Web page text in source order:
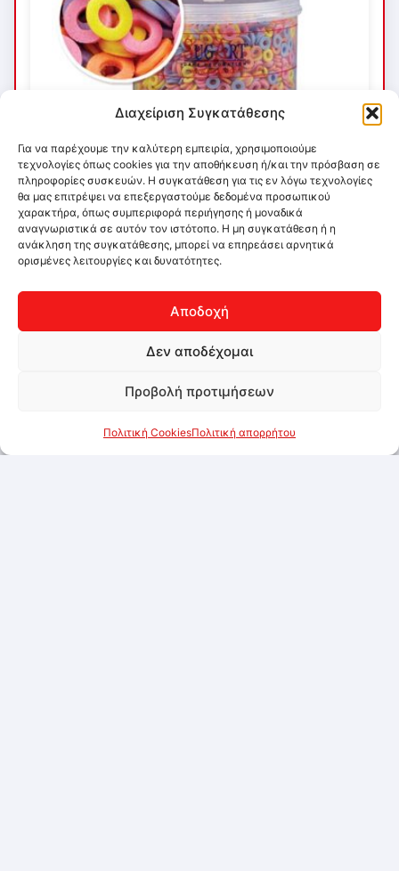
Διαχείριση Συγκατάθεσης
Για να παρέχουμε την καλύτερη εμπειρία, χρησιμοποιούμε
τεχνολογίες όπως cookies για την αποθήκευση ή/και την πρόσβαση σε
πληροφορίες συσκευών. Η συγκατάθεση για τις εν λόγω τεχνολογίες
θα μας επιτρέψει να επεξεργαστούμε δεδομένα προσωπικού
χαρακτήρα, όπως συμπεριφορά περιήγησης ή μοναδικά
αναγνωριστικά σε αυτόν τον ιστότοπο. Η μη συγκατάθεση ή η
ανάκληση της συγκατάθεσης, μπορεί να επηρεάσει αρνητικά
ορισμένες λειτουργίες και δυνατότητες.
Αποδοχή
Δεν αποδέχομαι
Προβολή προτιμήσεων
Πολιτική CookiesΠολιτική απορρήτου